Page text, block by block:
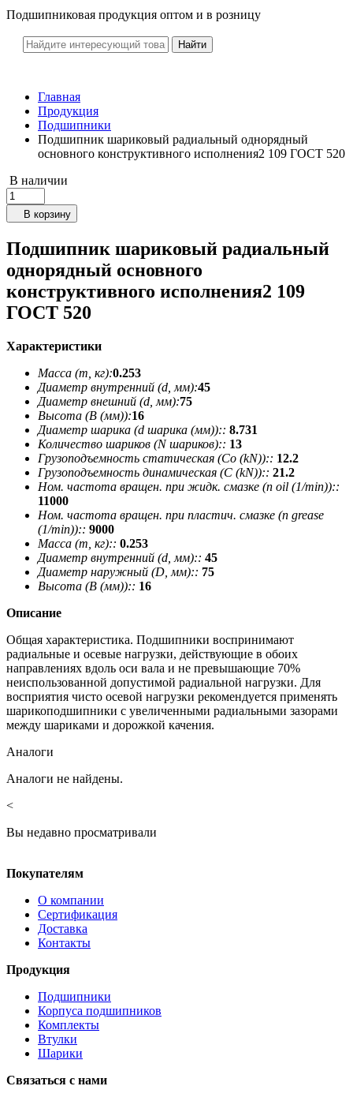
Подшипниковая продукция оптом и в розницу
Главная
Продукция
Подшипники
Подшипник шариковый радиальный однорядный
основного конструктивного исполнения2 109 ГОСТ 520
В наличии
В корзину
Подшипник шариковый радиальный
однорядный основного
конструктивного исполнения2 109
ГОСТ 520
Характеристики
Масса (m, кг):0.253
Диаметр внутренний (d, мм):45
Диаметр внешний (d, мм):75
Высота (В (мм)):16
Диаметр шарика (d шарика (мм)):: 8.731
Количество шариков (N шариков):: 13
Грузоподъемность статическая (Co (kN)):: 12.2
Грузоподъемность динамическая (C (kN)):: 21.2
Ном. частота вращен. при жидк. смазке (n oil (1/min))::
11000
Ном. частота вращен. при пластич. смазке (n grease
(1/min)):: 9000
Масса (m, кг):: 0.253
Диаметр внутренний (d, мм):: 45
Диаметр наружный (D, мм):: 75
Высота (В (мм)):: 16
Описание
Общая характеристика. Подшипники воспринимают
радиальные и осевые нагрузки, действующие в обоих
направлениях вдоль оси вала и не превышающие 70%
неиспользованной допустимой радиальной нагрузки. Для
восприятия чисто осевой нагрузки рекомендуется применять
шарикоподшипники с увеличенными радиальными зазорами
между шариками и дорожкой качения.
Аналоги
Аналоги не найдены.
<
Вы недавно просматривали
Покупателям
О компании
Сертификация
Доставка
Контакты
Продукция
Подшипники
Корпуса подшипников
Комплекты
Втулки
Шарики
Связаться с нами